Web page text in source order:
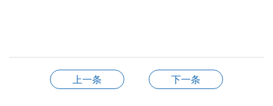
上一条 下一条